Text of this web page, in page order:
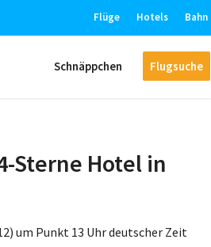
Flüge Hotels Bahn
Schnäppchen Flugsuche
Sterne Hotel in
um Punkt 13 Uhr deutscher Zeit